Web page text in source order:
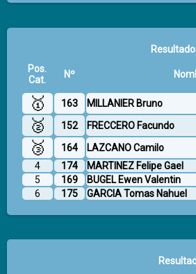
Pos.
Cat.
Nº
🥇 163 MILLANIER Bruno
🥈 152 FRECCERO Facundo
🥉 164 LAZCANO Camilo
4
174 MARTINEZ Felipe Gael
5
169 BUGEL Ewen Valentin
6
175 GARCIA Tomas Nahuel